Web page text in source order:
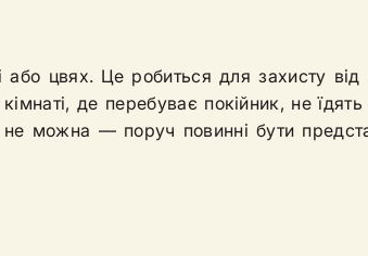
цвях. Це робиться для захисту від
де перебуває покійник, не
не можна — поруч повинні бути